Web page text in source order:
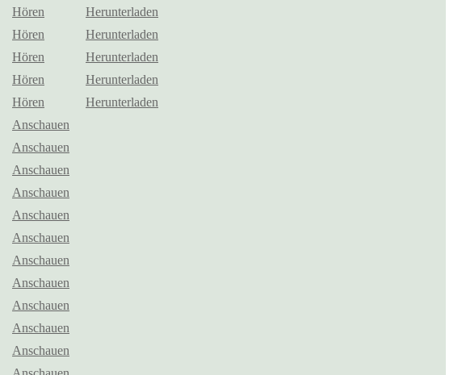
Hören
Herunterladen
Hören
Herunterladen
Hören
Herunterladen
Hören
Herunterladen
Hören
Herunterladen
Anschauen
Anschauen
Anschauen
Anschauen
Anschauen
Anschauen
Anschauen
Anschauen
Anschauen
Anschauen
Anschauen